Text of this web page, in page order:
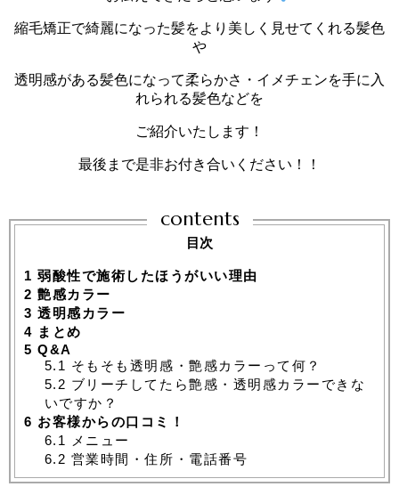
縮毛矯正で綺麗になった髪をより美しく見せてくれる髪色
や
透明感がある髪色になって柔らかさ・イメチェンを手に入
れられる髪色などを
ご紹介いたします！
最後まで是非お付き合いください！！
contents
目次
1 弱酸性で施術したほうがいい理由
2 艶感カラー
3 透明感カラー
4 まとめ
5 Q&A
5.1 そもそも透明感・艶感カラーって何？
5.2 ブリーチしてたら艶感・透明感カラーできな
いですか？
6 お客様からの口コミ！
6.1
メニュー
6.2 営業時間・住所・電話番号